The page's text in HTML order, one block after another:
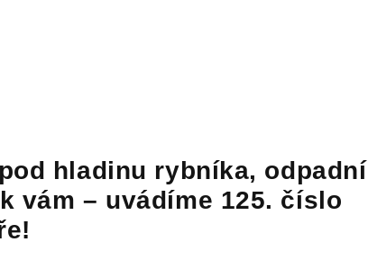
hladinu rybníka, odpadní
vám – uvádíme 125. číslo